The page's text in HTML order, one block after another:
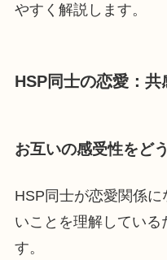
やすく解説します。
HSP同士の恋愛：
お互いの感受性をど
HSP同士が恋愛関係
いことを理解している
す。